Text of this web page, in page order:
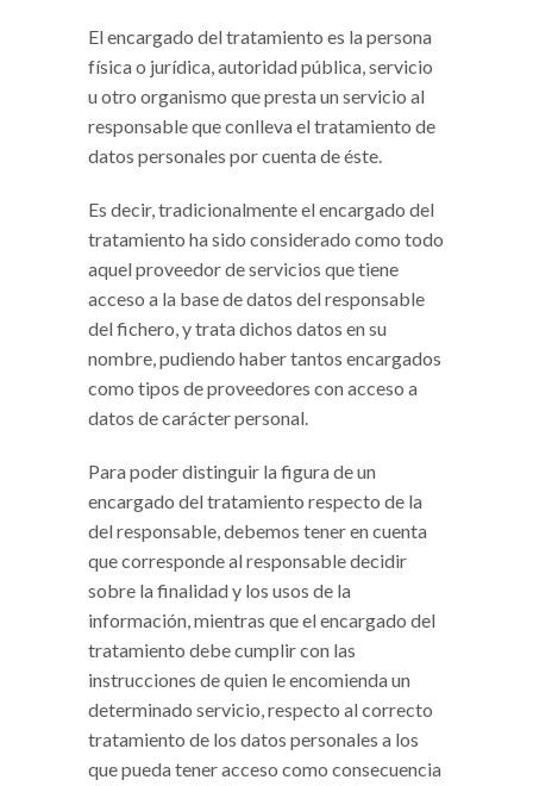
El encargado del tratamiento es la persona
física o jurídica, autoridad pública, servicio
u otro organismo que presta un servicio al
responsable que conlleva el tratamiento de
datos personales por cuenta de éste.
Es decir, tradicionalmente el encargado del
tratamiento ha sido considerado como todo
aquel proveedor de servicios que tiene
acceso a la base de datos del responsable
del fichero, y trata dichos datos en su
nombre, pudiendo haber tantos encargados
como tipos de proveedores con acceso a
datos de carácter personal.
Para poder distinguir la figura de un
encargado del tratamiento respecto de la
del responsable, debemos tener en cuenta
que corresponde al responsable decidir
sobre la finalidad y los usos de la
información, mientras que el encargado del
tratamiento debe cumplir con las
instrucciones de quien le encomienda un
determinado servicio, respecto al correcto
tratamiento de los datos personales a los
que pueda tener acceso como consecuencia